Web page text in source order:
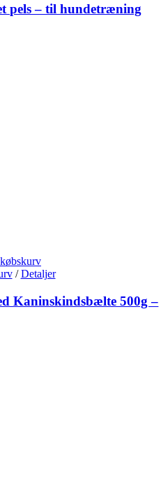
pels – til hundetræning
/ Detaljer
Kaninskindsbælte 500g –